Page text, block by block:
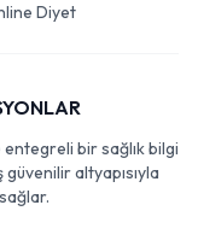
Diyet
entegreli bir sağlık bilgi
altyapısıyla